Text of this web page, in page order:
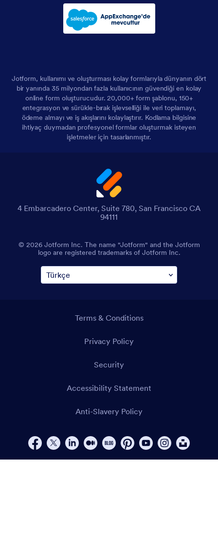
Jotform, kullanımı ve oluşturması kolay formlarıyla dünyanın dört
bir yanında 35 milyondan fazla kullanıcının güvendiği en kolay
online form oluşturucudur. 20,000+ form şablonu, 150+
entegrasyon ve sürükle-bırak işlevselliği ile veri toplamayı,
ödeme almayı ve iş akışlarını kolaylaştırır. Kodlama bilgisine
ihtiyaç duymadan profesyonel formlar oluşturmak isteyen
işletmeler için tasarlanmıştır.
4 Embarcadero Center, Suite 780, San Francisco CA
94111
© 2026 Jotform Inc. The name "Jotform" and the Jotform
logo are registered trademarks of Jotform Inc.
Terms & Conditions
Privacy Policy
Security
Accessibility Statement
Anti-Slavery Policy